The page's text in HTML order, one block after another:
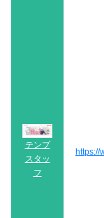
テンプ
スタッ
フ
https://